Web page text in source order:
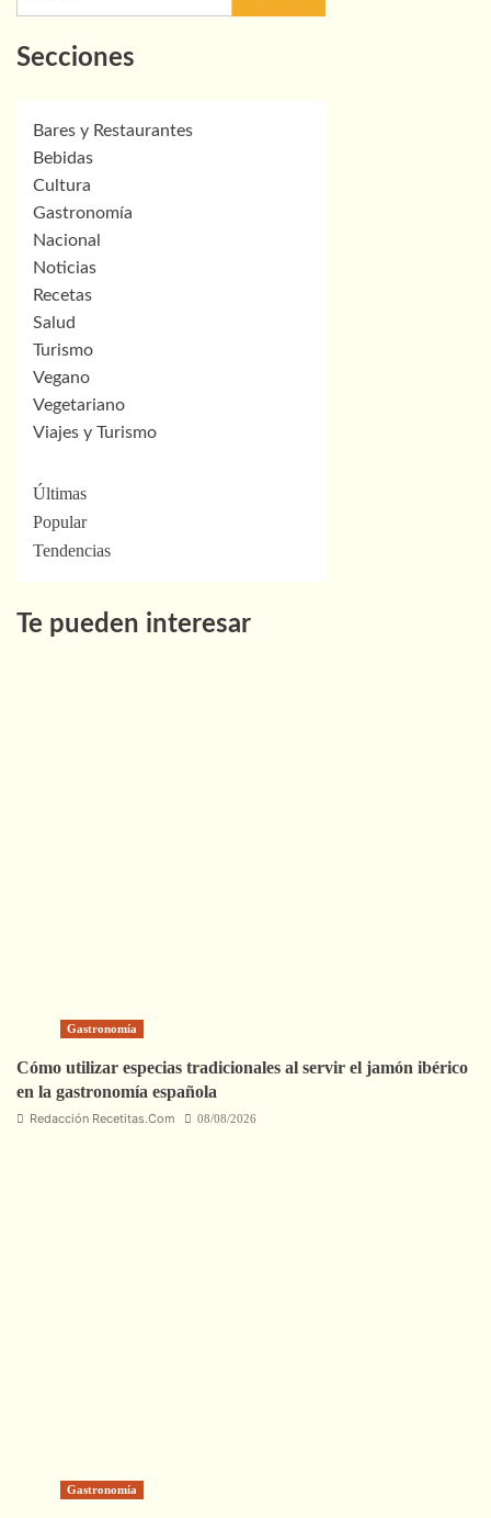
Secciones
Bares y Restaurantes
Bebidas
Cultura
Gastronomía
Nacional
Noticias
Recetas
Salud
Turismo
Vegano
Vegetariano
Viajes y Turismo
Últimas
Popular
Tendencias
Te pueden interesar
Gastronomía
Cómo utilizar especias tradicionales al servir el jamón ibérico
en la gastronomía española
Redacción Recetitas.Com 08/08/2026
Gastronomía